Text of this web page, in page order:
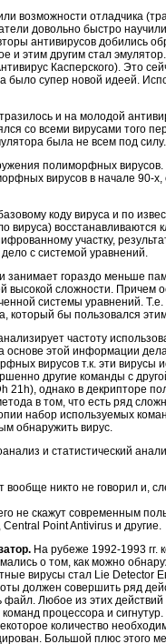
возможности отладчика
довольно быстро
антивирусов добились
и этим другим стал
Касперского). Это
было супер новой идеей.
и на молодой
со всеми вирусами того
была не всем под силу.
полиморфных
вирусов в начале 90-х,
коду вируса и по
вируса) восстанавливаются
участку,
с системой уравнений.
занимает гораздо меньше
высокой сложности. Причем
системы уравнений.
который бы пользовался
частоту
основе этой информации
вирусов т.к. эти вирусы
другие команды с
21h), однако в декрипторе
в том, что есть ряд
набор используемых
обнаружить вирус.
и статистический
никто не говорил и,
не скажут современным
Point Antivirus и другие.
На рубеже 1992-1993 гг.
о том, как можно
вирусы стал Lie Detector
должен совершить ряд
Любое из этих
процессора и
количество
Большой плюс этого